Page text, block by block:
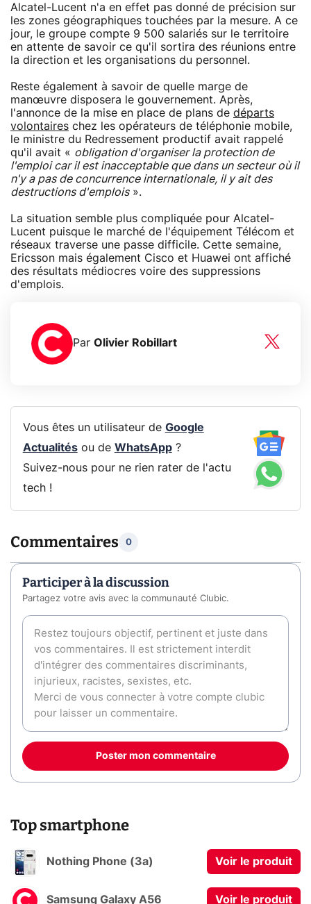
Alcatel-Lucent n'a en effet pas donné de précision sur
les zones géographiques touchées par la mesure. A ce
jour, le groupe compte 9 500 salariés sur le territoire
en attente de savoir ce qu'il sortira des réunions entre
la direction et les organisations du personnel.
Reste également à savoir de quelle marge de
manœuvre disposera le gouvernement. Après,
l'annonce de la mise en place de plans de départs
volontaires chez les opérateurs de téléphonie mobile,
le ministre du Redressement productif avait rappelé
qu'il avait « obligation d'organiser la protection de
l'emploi car il est inacceptable que dans un secteur où il
n'y a pas de concurrence internationale, il y ait des
destructions d'emplois».
La situation semble plus compliquée pour Alcatel-
Lucent puisque le marché de l'équipement Télécom et
réseaux traverse une passe difficile. Cette semaine,
Ericsson mais également Cisco et Huawei ont affiché
des résultats médiocres voire des suppressions
d'emplois.
Par Olivier Robillart
Vous êtes un utilisateur de Google
Actualitésou de WhatsApp?
Suivez-nous pour ne rien rater de l'actu
tech !
Commentaires 0
Participer à la discussion
Partagez votre avis avec la communauté Clubic.
Poster mon commentaire
Top smartphone
Nothing Phone (3a) Voir le produit
Samsung Galaxy A56 Voir le produit